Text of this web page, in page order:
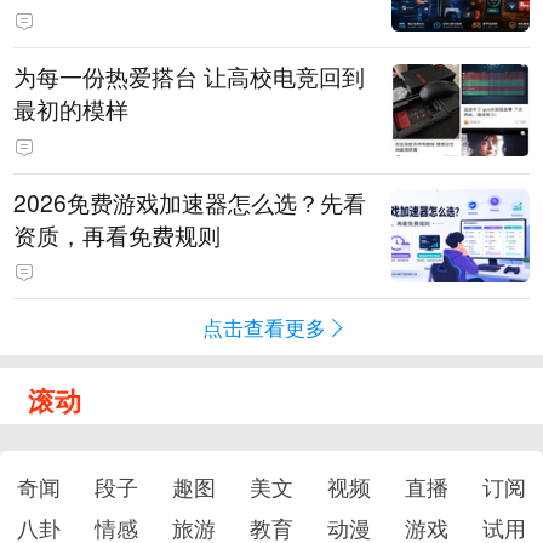
为每一份热爱搭台 让高校电竞回到
最初的模样
2026免费游戏加速器怎么选？先看
资质，再看免费规则
点击查看更多
滚动
奇闻 段子 趣图 美文 视频 直播
订阅
八卦
情感 旅游 教育 动漫 游戏 试用